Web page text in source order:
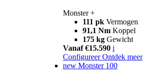
Monster +
111 pk Vermogen
91,1 Nm Koppel
175 kg Gewicht
Vanaf €15.590 i
Configureer Ontdek meer
new Monster 100